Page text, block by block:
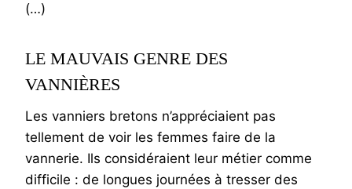
(…)
LE MAUVAIS GENRE DES
VANNIÈRES
Les vanniers bretons n’appréciaient pas
tellement de voir les femmes faire de la
vannerie. Ils considéraient leur métier comme
difficile : de longues journées à tresser des